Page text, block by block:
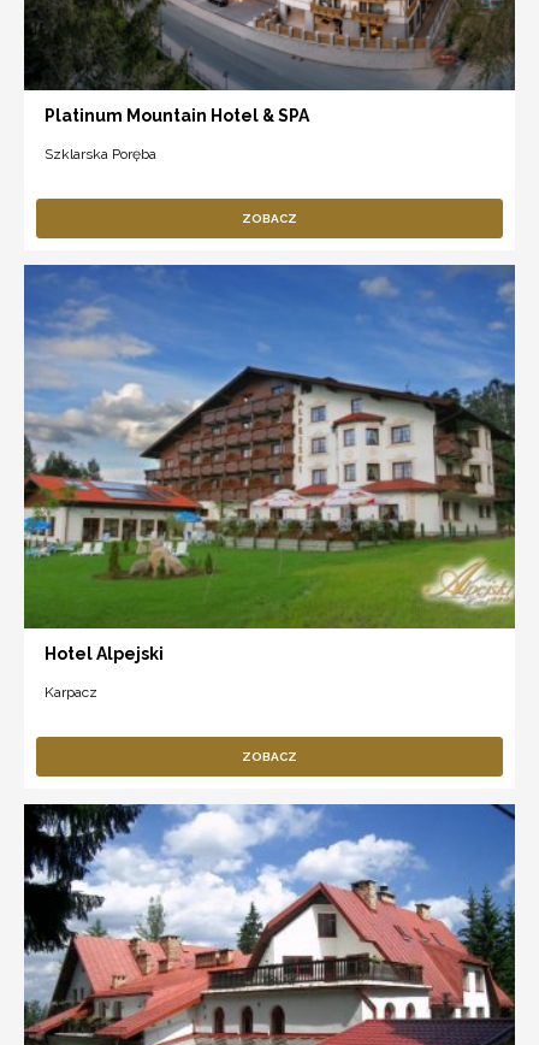
Platinum Mountain Hotel & SPA
Szklarska Poręba
ZOBACZ
Hotel Alpejski
Karpacz
ZOBACZ